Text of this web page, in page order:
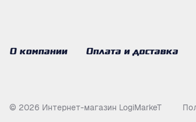
О компании Оплата и доставка
© 2026 Интернет-магазин LogiMarkeT